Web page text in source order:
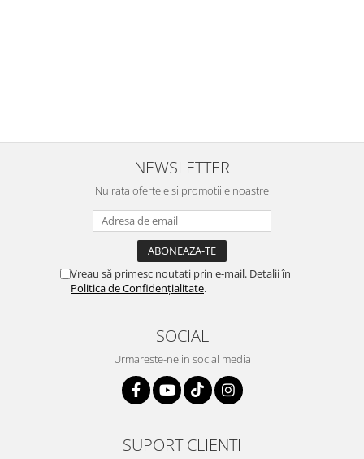
NEWSLETTER
Nu rata ofertele si promotiile noastre
Vreau să primesc noutati prin e-mail. Detalii în
Politica de Confidențialitate.
SOCIAL
Urmareste-ne in social media
SUPORT CLIENTI